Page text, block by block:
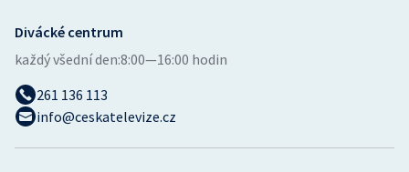
Divácké centrum
každý všední den:8:00—16:00 hodin
261 136 113
info@ceskatelevize.cz